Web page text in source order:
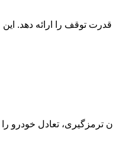
توقف را ارائه دهد. این
تعادل خودرو